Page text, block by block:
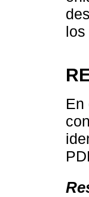
los
En